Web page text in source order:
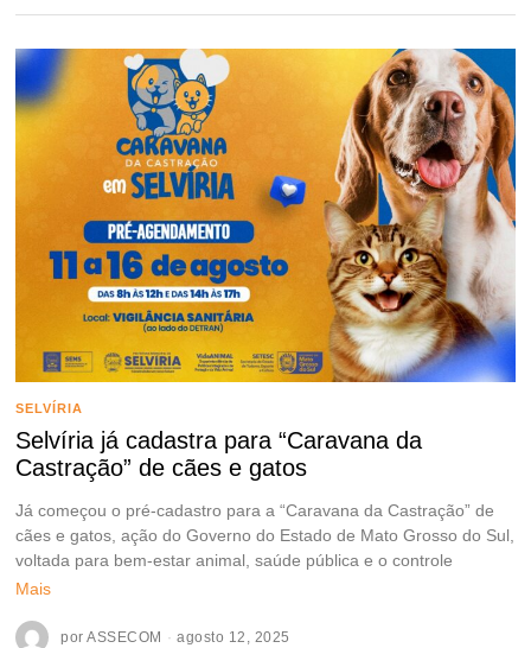
SELVÍRIA
Selvíria já cadastra para “Caravana da
Castração” de cães e gatos
Já começou o pré-cadastro para a “Caravana da Castração” de
cães e gatos, ação do Governo do Estado de Mato Grosso do Sul,
voltada para bem-estar animal, saúde pública e o controle
Mais
porASSECOM agosto 12, 2025